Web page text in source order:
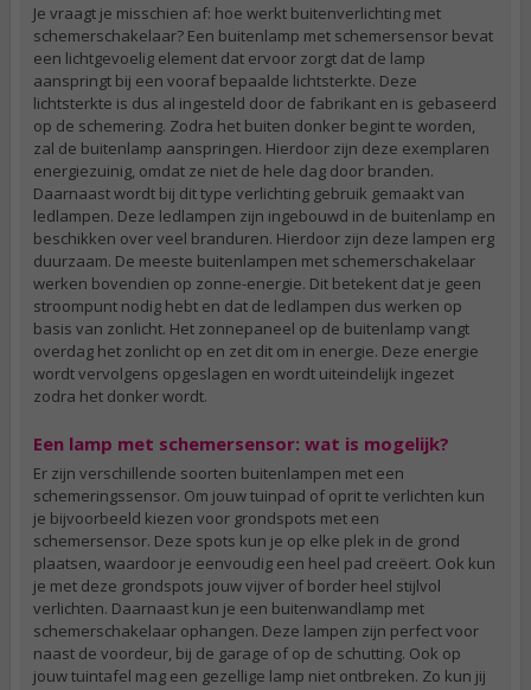
Je vraagt je misschien af: hoe werkt buitenverlichting met
schemerschakelaar? Een buitenlamp met schemersensor bevat
een lichtgevoelig element dat ervoor zorgt dat de lamp
aanspringt bij een vooraf bepaalde lichtsterkte. Deze
lichtsterkte is dus al ingesteld door de fabrikant en is gebaseerd
op de schemering. Zodra het buiten donker begint te worden,
zal de buitenlamp aanspringen. Hierdoor zijn deze exemplaren
energiezuinig, omdat ze niet de hele dag door branden.
Daarnaast wordt bij dit type verlichting gebruik gemaakt van
ledlampen. Deze ledlampen zijn ingebouwd in de buitenlamp en
beschikken over veel branduren. Hierdoor zijn deze lampen erg
duurzaam. De meeste buitenlampen met schemerschakelaar
werken bovendien op zonne-energie. Dit betekent dat je geen
stroompunt nodig hebt en dat de ledlampen dus werken op
basis van zonlicht. Het zonnepaneel op de buitenlamp vangt
overdag het zonlicht op en zet dit om in energie. Deze energie
wordt vervolgens opgeslagen en wordt uiteindelijk ingezet
zodra het donker wordt.
Een lamp met schemersensor: wat is mogelijk?
Er zijn verschillende soorten buitenlampen met een
schemeringssensor. Om jouw tuinpad of oprit te verlichten kun
je bijvoorbeeld kiezen voor grondspots met een
schemersensor. Deze spots kun je op elke plek in de grond
plaatsen, waardoor je eenvoudig een heel pad creëert. Ook kun
je met deze grondspots jouw vijver of border heel stijlvol
verlichten. Daarnaast kun je een buitenwandlamp met
schemerschakelaar ophangen. Deze lampen zijn perfect voor
naast de voordeur, bij de garage of op de schutting. Ook op
jouw tuintafel mag een gezellige lamp niet ontbreken. Zo kun jij